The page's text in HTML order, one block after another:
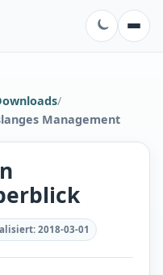
/
Management
: 2018-03-01